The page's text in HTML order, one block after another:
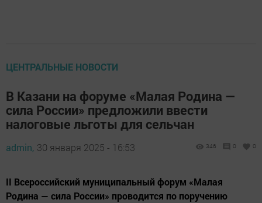
ЦЕНТРАЛЬНЫЕ НОВОСТИ
В Казани на форуме «Малая Родина —
сила России» предложили ввести
налоговые льготы для сельчан
admin, 30 января 2025 - 16:53 346 0 0
II Всероссийский муниципальный форум «Малая
Родина — сила России» проводится по поручению